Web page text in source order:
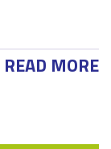
READ MORE